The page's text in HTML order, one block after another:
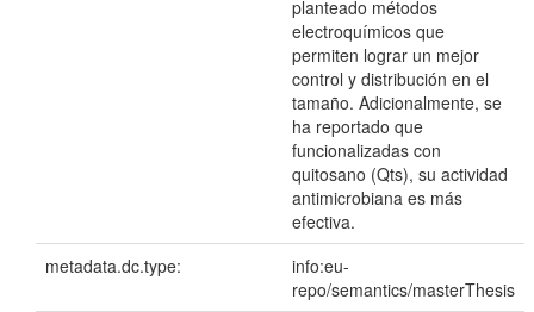
planteado métodos
electroquímicos que
permiten lograr un mejor
control y distribución en el
tamaño. Adicionalmente, se
ha reportado que
funcionalizadas con
quitosano (Qts), su actividad
antimicrobiana es más
efectiva.
metadata.dc.type:
info:eu-
repo/semantics/masterThesis